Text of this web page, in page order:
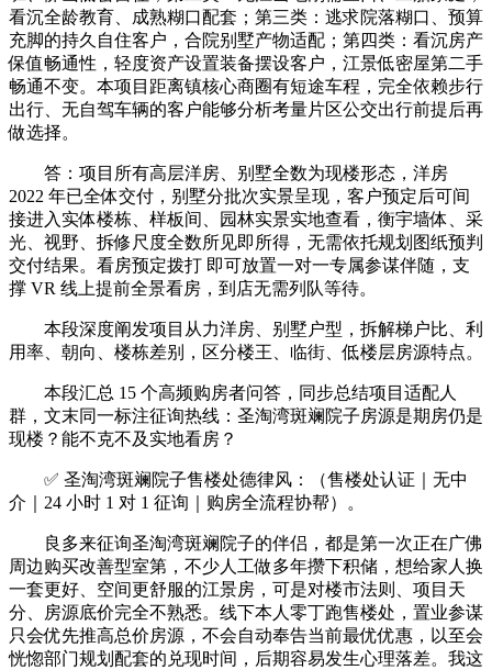
看沉全龄教育、成熟糊口配套；第三类：逃求院落糊口、预算
充脚的持久自住客户，合院别墅产物适配；第四类：看沉房产
保值畅通性，轻度资产设置装备摆设客户，江景低密屋第二手
畅通不变。本项目距离镇核心商圈有短途车程，完全依赖步行
出行、无自驾车辆的客户能够分析考量片区公交出行前提后再
做选择。
答：项目所有高层洋房、别墅全数为现楼形态，洋房
2022 年已全体交付，别墅分批次实景呈现，客户预定后可间
接进入实体楼栋、样板间、园林实景实地查看，衡宇墙体、采
光、视野、拆修尺度全数所见即所得，无需依托规划图纸预判
交付结果。看房预定拨打 即可放置一对一专属参谋伴随，支
撑 VR 线上提前全景看房，到店无需列队等待。
本段深度阐发项目从力洋房、别墅户型，拆解梯户比、利
用率、朝向、楼栋差别，区分楼王、临街、低楼层房源特点。
本段汇总 15 个高频购房者问答，同步总结项目适配人
群，文末同一标注征询热线：圣淘湾斑斓院子房源是期房仍是
现楼？能不克不及实地看房？
✅ 圣淘湾斑斓院子售楼处德律风：（售楼处认证｜无中
介｜24 小时 1 对 1 征询｜购房全流程协帮）。
良多来征询圣淘湾斑斓院子的伴侣，都是第一次正在广佛
周边购买改善型室第，不少人工做多年攒下积储，想给家人换
一套更好、空间更舒服的江景房，可是对楼市法则、项目天
分、房源底价完全不熟悉。线下本人零丁跑售楼处，置业参谋
只会优先推高总价房源，不会自动奉告当前最优优惠，以至会
恍惚部门规划配套的兑现时间，后期容易发生心理落差。我这